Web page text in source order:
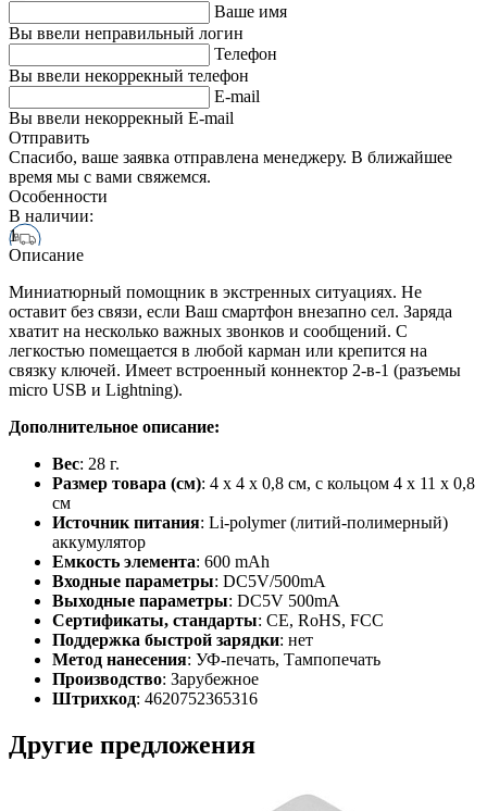
Ваше имя
Вы ввели неправильный логин
Телефон
Вы ввели некоррекный телефон
E-mail
Вы ввели некоррекный E-mail
Отправить
Спасибо, ваше заявка отправлена менеджеру. В ближайшее
время мы с вами свяжемся.
Особенности
В наличии:
1
Описание
Миниатюрный помощник в экстренных ситуациях. Не
оставит без связи, если Ваш смартфон внезапно сел. Заряда
хватит на несколько важных звонков и сообщений. С
легкостью помещается в любой карман или крепится на
связку ключей. Имеет встроенный коннектор 2-в-1 (разъемы
micro USB и Lightning).
Дополнительное описание:
Вес: 28 г.
Размер товара (см): 4 х 4 х 0,8 см, с кольцом 4 х 11 х 0,8
см
Источник питания: Li-polymer (литий-полимерный)
аккумулятор
Емкость элемента: 600 mAh
Входные параметры: DC5V/500mA
Выходные параметры: DC5V 500mA
Сертификаты, стандарты: CE, RoHS, FCC
Поддержка быстрой зарядки: нет
Метод нанесения: УФ-печать, Тампопечать
Производство: Зарубежное
Штрихкод: 4620752365316
Другие предложения